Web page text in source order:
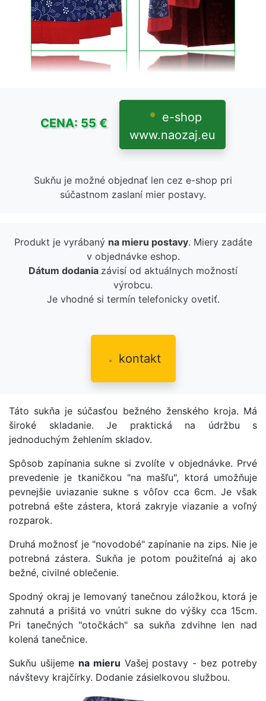
CENA: 55 €
e-shop
www.naozaj.eu
Sukňu je možné objednať len cez e-shop pri
súčastnom zaslaní mier postavy.
Produkt je vyrábaný na mieru postavy. Miery zadáte
v objednávke eshop.
Dátum dodania závisí od aktuálnych možností
výrobcu.
Je vhodné si termín telefonicky ovetiť.
kontakt
Táto sukňa je súčasťou bežného ženského kroja. Má
široké skladanie. Je praktická na údržbu s
jednoduchým žehlením skladov.
Spôsob zapínania sukne si zvolíte v objednávke. Prvé
prevedenie je tkaničkou "na mašľu", ktorá umožňuje
pevnejšie uviazanie sukne s vôľov cca 6cm. Je však
potrebná ešte zástera, ktorá zakryje viazanie a voľný
rozparok.
Druhá možnosť je "novodobé" zapínanie na zips. Nie je
potrebná zástera. Sukňa je potom použiteľná aj ako
bežné, civilné oblečenie.
Spodný okraj je lemovaný tanečnou záložkou, ktorá je
zahnutá a prišitá vo vnútri sukne do výšky cca 15cm.
Pri tanečných "otočkách" sa sukňa zdvihne len nad
kolená tanečnice.
Sukňu ušijeme na mieru Vašej postavy - bez potreby
návštevy krajčírky. Dodanie zásielkovou službou.